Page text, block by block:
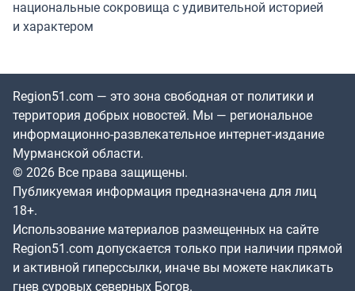
национальные сокровища с удивительной историей
и характером
Region51.com — это зона свободная от политики и
территория добрых новостей. Мы — региональное
информационно-развлекательное интернет-издание
Мурманской области.
© 2026 Все права защищены.
Публикуемая информация предназначена для лиц
18+.
Использование материалов размещенных на сайте
Region51.com допускается только при наличии прямой
и активной гиперссылки, иначе вы можете накликать
гнев суровых северных Богов.